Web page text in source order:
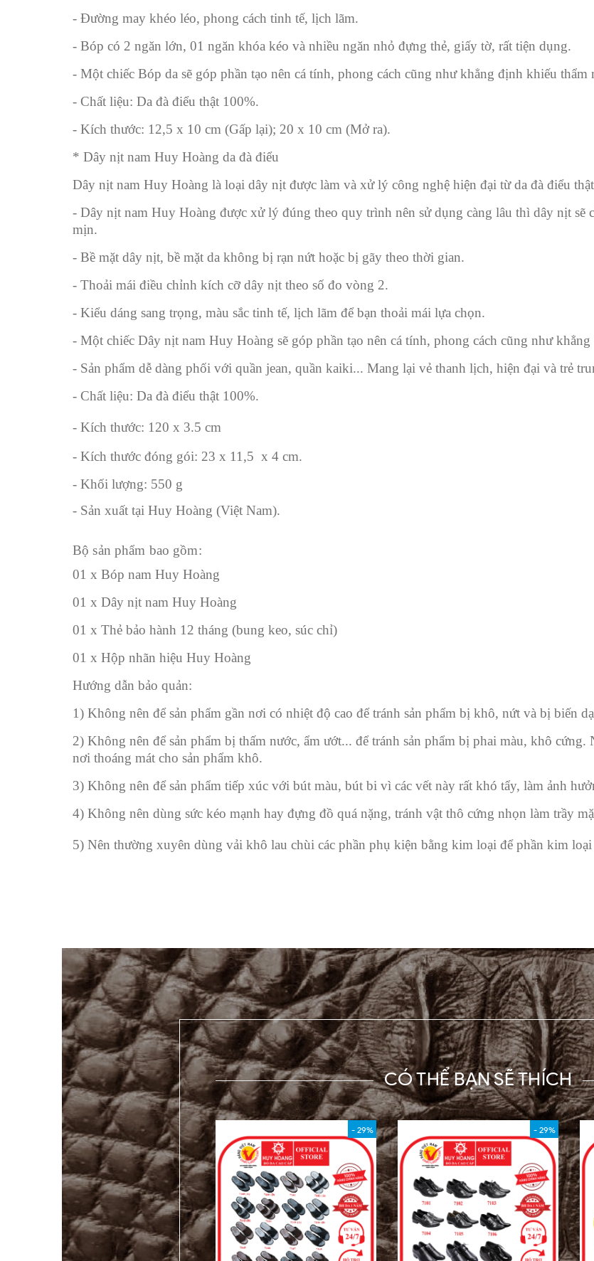
- Đường may khéo léo, phong cách tinh tế, lịch lãm.
- Bóp có 2 ngăn lớn, 01 ngăn khóa kéo và nhiều ngăn nhỏ đựng thẻ, giấy tờ, rất tiện dụng.
- Một chiếc Bóp da sẽ góp phần tạo nên cá tính, phong cách cũng như khẳng định khiếu thẩm
- Chất liệu: Da đà điểu thật 100%.
- Kích thước: 12,5 x 10 cm (Gấp lại); 20 x 10 cm (Mở ra).
* Dây nịt nam Huy Hoàng da đà điểu
Dây nịt nam Huy Hoàng là loại dây nịt được làm và xử lý công nghệ hiện đại từ da đà điểu
- Dây nịt nam Huy Hoàng được xử lý đúng theo quy trình nên sử dụng càng lâu thì dây nịt sẽ
mịn.
- Bề mặt dây nịt, bề mặt da không bị rạn nứt hoặc bị gãy theo thời gian.
- Thoải mái điều chỉnh kích cỡ dây nịt theo số đo vòng 2.
- Kiểu dáng sang trọng, màu sắc tinh tế, lịch lãm để bạn thoải mái lựa chọn.
- Một chiếc Dây nịt nam Huy Hoàng sẽ góp phần tạo nên cá tính, phong cách cũng như
- Sản phẩm dễ dàng phối với quần jean, quần kaiki... Mang lại vẻ thanh lịch, hiện đại và trẻ
- Chất liệu: Da đà điểu thật 100%.
- Kích thước: 120 x 3.5 cm
- Kích thước đóng gói: 23 x 11,5 x 4 cm.
- Khối lượng: 550 g
- Sản xuất tại Huy Hoàng (Việt Nam).
Bộ sản phẩm bao gồm:
01 x Bóp nam Huy Hoàng
01 x Dây nịt nam Huy Hoàng
01 x Thẻ bảo hành 12 tháng (bung keo, súc chỉ)
01 x Hộp nhãn hiệu Huy Hoàng
Hướng dẫn bảo quản:
1) Không nên để sản phẩm gần nơi có nhiệt độ cao để tránh sản phẩm bị khô, nứt và bị biến
2) Không nên để sản phẩm bị thấm nước, ẩm ướt... để tránh sản phẩm bị phai màu, khô
nơi thoáng mát cho sản phẩm khô.
3) Không nên để sản phẩm tiếp xúc với bút màu, bút bi vì các vết này rất khó tẩy, làm ảnh
4) Không nên dùng sức kéo mạnh hay đựng đồ quá nặng, tránh vật thô cứng nhọn làm trầy
5) Nên thường xuyên dùng vải khô lau chùi các phần phụ kiện bằng kim loại để phần kim
CÓ THỂ BẠN SẼ THÍCH
- 29% - 29%